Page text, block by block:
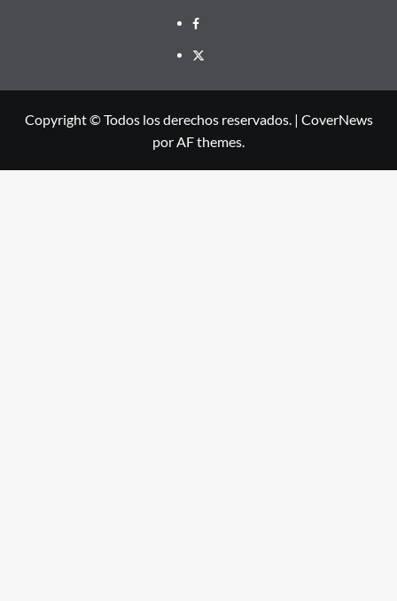
Facebook
X
Copyright © Todos los derechos reservados. | CoverNews
por AF themes.